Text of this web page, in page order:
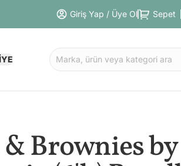
Giriş Yap / Üye Ol Sepet
Brownies by